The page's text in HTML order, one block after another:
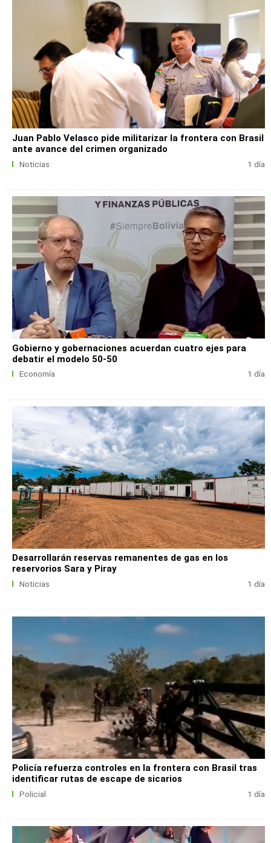
Juan Pablo Velasco pide militarizar la frontera con Brasil
ante avance del crimen organizado
Noticias 1 día
Gobierno y gobernaciones acuerdan cuatro ejes para
debatir el modelo 50-50
Economía 1 día
Desarrollarán reservas remanentes de gas en los
reservorios Sara y Piray
Noticias 1 día
Policía refuerza controles en la frontera con Brasil tras
identificar rutas de escape de sicarios
Policial 1 día